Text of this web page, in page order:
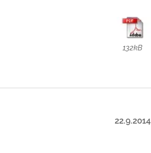
132kB
22.9.2014